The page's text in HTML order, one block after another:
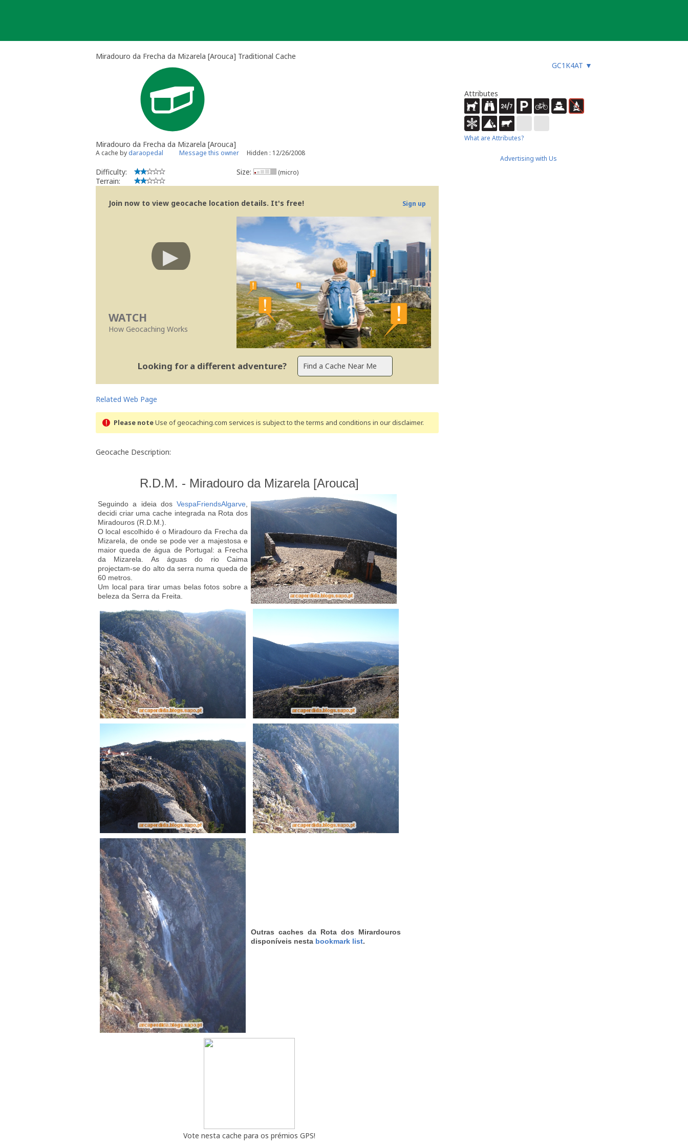
Miradouro da Frecha da Mizarela [Arouca] Traditional Cache
GC1K4AT ▼
Miradouro da Frecha da Mizarela [Arouca]
A cache by daraopedal Message this owner Hidden : 12/26/2008
Difficulty:
Terrain:
Size: (micro)
Join now to view geocache location details. It's free! Sign up
WATCH
How Geocaching Works
Looking for a different adventure?
Related Web Page
Please noteUse of geocaching.com services is subject to the terms and conditions in our disclaimer.
Geocache Description:
R.D.M. - Miradouro da Mizarela [Arouca]
Seguindo a ideia dos VespaFriendsAlgarve
decidi criar uma cache integrada na Rota dos
Miradouros (R.D.M.).
O local escolhido é o Miradouro da Frecha da
Mizarela, de onde se pode ver a majestosa e
maior queda de água de Portugal: a Frecha
da Mizarela. As águas do rio Caima
projectam-se do alto da serra numa queda de
60 metros.
Um local para tirar umas belas fotos sobre a
beleza da Serra da Freita.
Outras caches da Rota dos Mirardouros
disponíveis nesta bookmark list.
Vote nesta cache para os prémios GPS!
Attributes
What are Attributes?
Advertising with Us